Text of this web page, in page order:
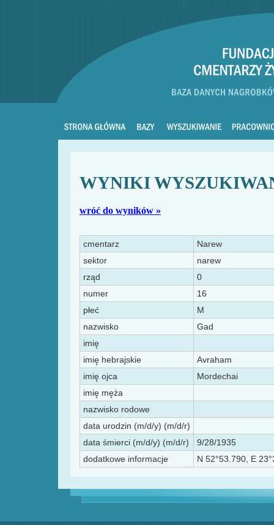
WYNIKI
wróć do wyników »
cmentarz
Narew
sektor
narew
rząd
0
numer
16
płeć
M
nazwisko
Gad
imię
imię hebrajskie
Avraham
imię ojca
Mordechai
imię męża
nazwisko rodowe
data urodzin (m/d/y) (m/d/r)
data śmierci (m/d/y) (m/d/r)
9/28/1935
dodatkowe informacje
N 52°53.790, E